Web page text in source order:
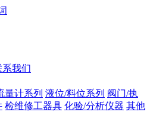
系我们
量计系列 液位/料位系列 阀门/执
检维修工器具 化验/分析仪器 其他